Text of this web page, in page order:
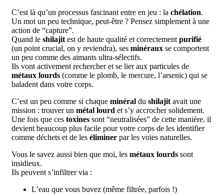
C’est là qu’un processus fascinant entre en jeu : la chélation.
Un mot un peu technique, peut-être ? Pensez simplement à une
action de “capture”.
Quand le shilajit est de haute qualité et correctement purifié
(un point crucial, on y reviendra), ses minéraux se comportent
un peu comme des aimants ultra-sélectifs.
Ils vont activement rechercher et se lier aux particules de
métaux lourds (comme le plomb, le mercure, l’arsenic) qui se
baladent dans votre corps.
C’est un peu comme si chaque minéral du shilajit avait une
mission : trouver un métal lourd et s’y accrocher solidement.
Une fois que ces toxines sont “neutralisées” de cette manière, il
devient beaucoup plus facile pour votre corps de les identifier
comme déchets et de les éliminer par les voies naturelles.
Vous le savez aussi bien que moi, les métaux lourds sont
insidieux.
Ils peuvent s’infiltrer via :
L’eau que vous buvez (même filtrée, parfois !)